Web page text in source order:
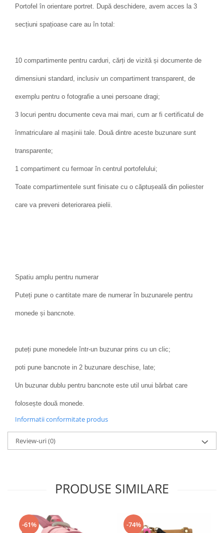
Portofel în orientare portret. După deschidere, avem acces la 3
secțiuni spațioase care au în total:
10 compartimente pentru carduri, cărți de vizită și documente de
dimensiuni standard, inclusiv un compartiment transparent, de
exemplu pentru o fotografie a unei persoane dragi;
3 locuri pentru documente ceva mai mari, cum ar fi certificatul de
înmatriculare al mașinii tale. Două dintre aceste buzunare sunt
transparente;
1 compartiment cu fermoar în centrul portofelului;
Toate compartimentele sunt finisate cu o căptușeală din poliester
care va preveni deteriorarea pielii.
Spatiu amplu pentru numerar
Puteți pune o cantitate mare de numerar în buzunarele pentru
monede și bancnote.
puteți pune monedele într-un buzunar prins cu un clic;
poti pune bancnote in 2 buzunare deschise, late;
Un buzunar dublu pentru bancnote este util unui bărbat care
folosește două monede.
Informatii conformitate produs
Review-uri(0)
PRODUSE SIMILARE
-61% -74%